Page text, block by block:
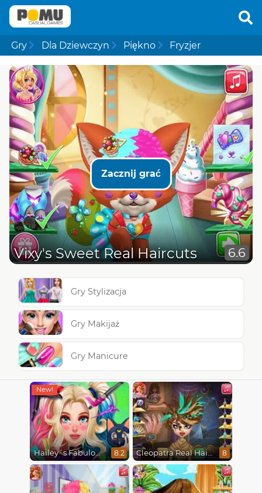
Gry Dla Dziewczyn Piękno Fryzjer
Zacznij grać
Vixy's Sweet Real Haircuts 6.6
Gry Stylizacja
Gry Makijaż
Gry Manicure
Hailey´s Fabulous Hairstyle Challenge 8.2 Cleopatra Real Haircuts 8